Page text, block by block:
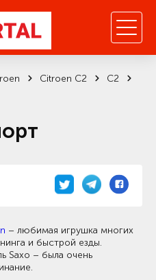
Citroen C2
C2
– любимая игрушка многих
и быстрой езды.
Saxo – была очень